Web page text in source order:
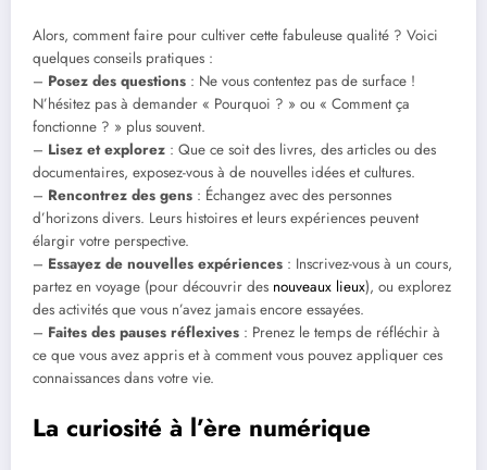
Alors, comment faire pour cultiver cette fabuleuse qualité ? Voici
quelques conseils pratiques :
– Posez des questions : Ne vous contentez pas de surface !
N’hésitez pas à demander « Pourquoi ? » ou « Comment ça
fonctionne ? » plus souvent.
– Lisez et explorez : Que ce soit des livres, des articles ou des
documentaires, exposez-vous à de nouvelles idées et cultures.
– Rencontrez des gens : Échangez avec des personnes
d’horizons divers. Leurs histoires et leurs expériences peuvent
élargir votre perspective.
– Essayez de nouvelles expériences : Inscrivez-vous à un cours,
partez en voyage (pour découvrir des nouveaux lieux), ou explorez
des activités que vous n’avez jamais encore essayées.
– Faites des pauses réflexives : Prenez le temps de réfléchir à
ce que vous avez appris et à comment vous pouvez appliquer ces
connaissances dans votre vie.
La curiosité à l’ère numérique